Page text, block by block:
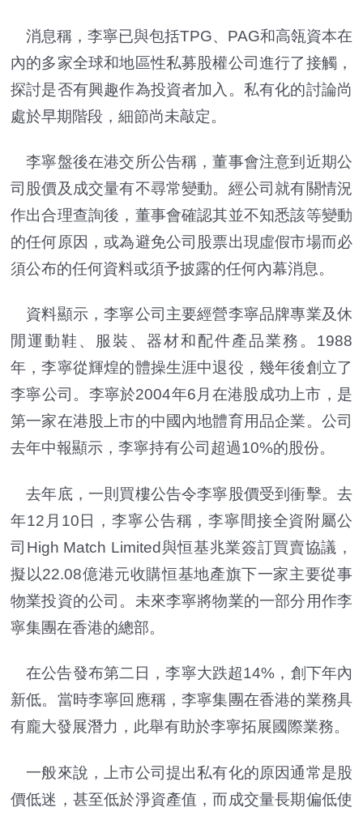
消息稱，李寧已與包括TPG、PAG和高瓴資本在
內的多家全球和地區性私募股權公司進行了接觸，
探討是否有興趣作為投資者加入。私有化的討論尚
處於早期階段，細節尚未敲定。
李寧盤後在港交所公告稱，董事會注意到近期公
司股價及成交量有不尋常變動。經公司就有關情況
作出合理查詢後，董事會確認其並不知悉該等變動
的任何原因，或為避免公司股票出現虛假市場而必
須公布的任何資料或須予披露的任何內幕消息。
資料顯示，李寧公司主要經營李寧品牌專業及休
閒運動鞋、服裝、器材和配件產品業務。1988
年，李寧從輝煌的體操生涯中退役，幾年後創立了
李寧公司。李寧於2004年6月在港股成功上市，是
第一家在港股上市的中國內地體育用品企業。公司
去年中報顯示，李寧持有公司超過10%的股份。
去年底，一則買樓公告令李寧股價受到衝擊。去
年12月10日，李寧公告稱，李寧間接全資附屬公
司High Match Limited與恒基兆業簽訂買賣協議，
擬以22.08億港元收購恒基地產旗下一家主要從事
物業投資的公司。未來李寧將物業的一部分用作李
寧集團在香港的總部。
在公告發布第二日，李寧大跌超14%，創下年內
新低。當時李寧回應稱，李寧集團在香港的業務具
有龐大發展潛力，此舉有助於李寧拓展國際業務。
一般來說，上市公司提出私有化的原因通常是股
價低迷，甚至低於淨資產值，而成交量長期偏低使